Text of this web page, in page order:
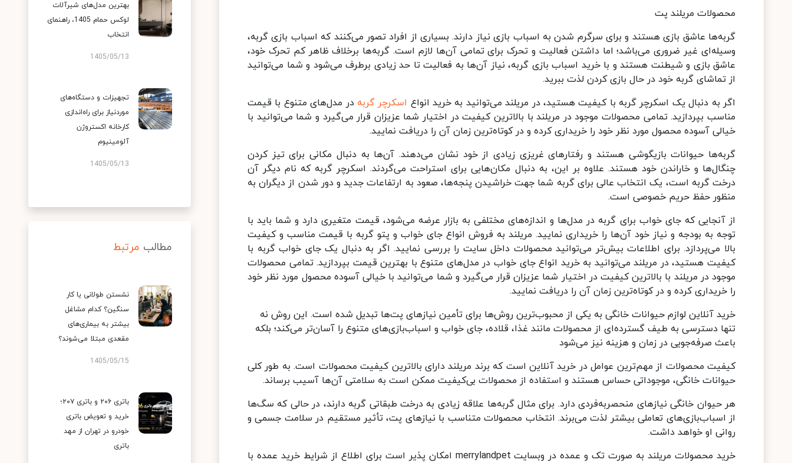
محصولات مریلند پت
گربه‌ها عاشق بازی هستند و برای سرگرم شدن به اسباب بازی نیاز دارند. بسیاری از افراد تصور می‌کنند که اسباب بازی گربه،
وسیله‌ای غیر ضروری می‌باشد؛ اما داشتن فعالیت و تحرک برای تمامی آن‌ها لازم است. گربه‌ها برخلاف ظاهر کم تحرک خود،
عاشق بازی و شیطنت هستند و با خرید اسباب بازی گربه، نیاز آن‌ها به فعالیت تا حد زیادی برطرف می‌شود و شما می‌توانید
از تماشای گربه خود در حال بازی کردن لذت ببرید.
اگر به دنبال یک اسکرچر گربه با کیفیت هستید، در مریلند می‌توانید به خرید انواع اسکرچر گربه در مدل‌های متنوع با قیمت
مناسب بپردازید. تمامی محصولات موجود در مریلند با بالاترین کیفیت در اختیار شما عزیزان قرار می‌گیرد و شما می‌توانید با
خیالی آسوده محصول مورد نظر خود را خریداری کرده و در کوتاه‌ترین زمان آن را دریافت نمایید.
گربه‌ها حیوانات بازیگوشی هستند و رفتارهای غریزی زیادی از خود نشان می‌دهند. آن‌ها به دنبال مکانی برای تیز کردن
چنگال‌ها و خاراندن خود هستند. علاوه بر این، به دنبال مکان‌هایی برای استراحت می‌گردند. اسکرچر گربه که نام دیگر آن
درخت گربه است، یک انتخاب عالی برای گربه شما جهت خراشیدن پنجه‌ها، صعود به ارتفاعات جدید و دور شدن از دیگران به
منظور حفظ حریم خصوصی است.
از آنجایی که جای خواب برای گربه در مدل‌ها و اندازه‌های مختلفی به بازار عرضه می‌شود، قیمت متغیری دارد و شما باید با
توجه به بودجه و نیاز خود آن‌ها را خریداری نمایید. مریلند به فروش انواع جای خواب و پتو گربه با قیمت مناسب و کیفیت
بالا می‌پردازد. برای اطلاعات بیش‌تر می‌توانید محصولات داخل سایت را بررسی نمایید. اگر به دنبال یک جای خواب گربه با
کیفیت هستید، در مریلند می‌توانید به خرید انواع جای خواب در مدل‌های متنوع با بهترین قیمت بپردازید. تمامی محصولات
موجود در مریلند با بالاترین کیفیت در اختیار شما عزیزان قرار می‌گیرد و شما می‌توانید با خیالی آسوده محصول مورد نظر خود
را خریداری کرده و در کوتاه‌ترین زمان آن را دریافت نمایید.
خرید آنلاین لوازم حیوانات خانگی به یکی از محبوب‌ترین روش‌ها برای تأمین نیازهای پت‌ها تبدیل شده است. این روش نه
تنها دسترسی به طیف گسترده‌ای از محصولات مانند غذا، قلاده، جای خواب و اسباب‌بازی‌های متنوع را آسان‌تر می‌کند؛ بلکه
باعث صرفه‌جویی در زمان و هزینه نیز می‌شود
کیفیت محصولات از مهم‌ترین عوامل در خرید آنلاین است که برند مریلند دارای بالاترین کیفیت محصولات است. به طور کلی
حیوانات خانگی، موجوداتی حساس هستند و استفاده از محصولات بی‌کیفیت ممکن است به سلامتی آن‌ها آسیب برساند.
هر حیوان خانگی نیازهای منحصربه‌فردی دارد. برای مثال گربه‌ها علاقه زیادی به درخت طبقاتی گربه دارند، در حالی که سگ‌ها
از اسباب‌بازی‌های تعاملی بیشتر لذت می‌برند. انتخاب محصولات متناسب با نیازهای پت، تأثیر مستقیم در سلامت جسمی و
روانی او خواهد داشت.
خرید محصولات مریلند به صورت تک و عمده در وبسایت merrylandpet امکان پذیر است برای اطلاع از شرایط خرید عمده با
بهترین مدل‌های شیرآلات
لوکس حمام 1405، راهنمای
انتخاب
1405/05/13
تجهیزات و دستگاه‌های
موردنیاز برای راه‌اندازی
کارخانه اکستروژن
آلومینیوم
1405/05/13
مطالب مرتبط
نشستن طولانی یا کار
سنگین؟ کدام مشاغل
بیشتر به بیماری‌های
مقعدی مبتلا می‌شوند؟
1405/05/15
باتری ۲۰۶ و باتری ۲۰۷؛
خرید و تعویض باتری
خودرو در تهران از مهد
باتری